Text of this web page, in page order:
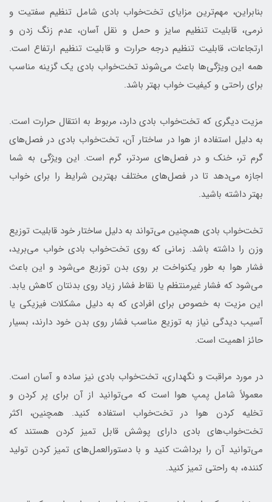
بنابراین، مهم‌ترین مزایای تخت‌خواب بادی شامل تنظیم سفتیت و
نرمی، قابلیت تنظیم سایز و حمل و نقل آسان، عدم زنگ زدن و
ارتجاعات، قابلیت تنظیم درجه حرارت و قابلیت تنظیم ارتفاع است.
همه این ویژگی‌ها باعث می‌شوند تخت‌خواب بادی یک گزینه مناسب
برای راحتی و کیفیت خواب بهتر باشد.
مزیت دیگری که تخت‌خواب بادی دارد، مربوط به انتقال حرارت است.
به دلیل استفاده از هوا در ساختار آن، تخت‌خواب بادی در فصل‌های
گرم تر، خنک و در فصل‌های سردتر، گرم است. این ویژگی به شما
اجازه می‌دهد تا در فصل‌های مختلف بهترین شرایط را برای خواب
بهتر داشته باشید.
تخت‌خواب بادی همچنین می‌تواند به دلیل ساختار خود قابلیت توزیع
وزن را داشته باشد. زمانی که روی تخت‌خواب بادی خواب می‌برید،
فشار هوا به طور یکنواخت بر روی بدن توزیع می‌شود و این باعث
می‌شود که فشار غیرمنتظم یا نقاط فشار زیاد روی بدنتان کاهش یابد.
این مزیت به خصوص برای افرادی که به دلیل مشکلات فیزیکی یا
آسیب دیدگی نیاز به توزیع مناسب فشار روی بدن خود دارند، بسیار
حائز اهمیت است.
در مورد مراقبت و نگهداری، تخت‌خواب بادی نیز ساده و آسان است.
معمولاً شامل پمپ هوا است که می‌توانید از آن برای پر کردن و
تخلیه کردن هوا در تخت‌خواب استفاده کنید. همچنین، اکثر
تخت‌خواب‌های بادی دارای پوشش قابل تمیز کردن هستند که
می‌توانید آن را برداشت کنید و با دستورالعمل‌های تمیز کردن تولید
کننده، به راحتی تمیز کنید.